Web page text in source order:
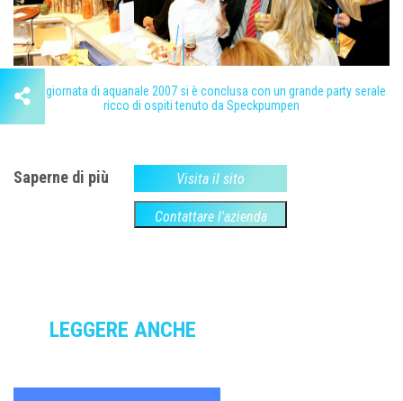
La 2° giornata di aquanale 2007 si è conclusa con un grande party serale
ricco di ospiti tenuto da Speckpumpen
Saperne di più Visita il sito
Contattare l'azienda
LEGGERE ANCHE